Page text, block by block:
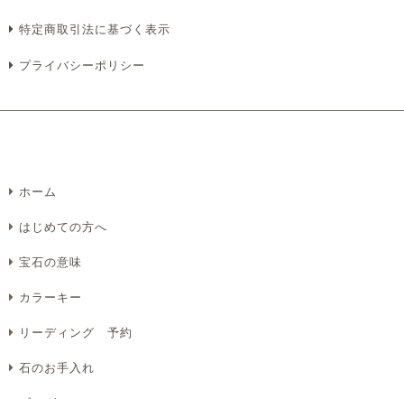
特定商取引法に基づく表示
プライバシーポリシー
ホーム
はじめての方へ
宝石の意味
カラーキー
リーディング 予約
石のお手入れ